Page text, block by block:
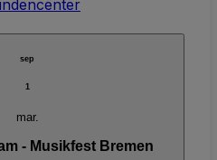
sep
1
mar.
- Musikfest Bremen